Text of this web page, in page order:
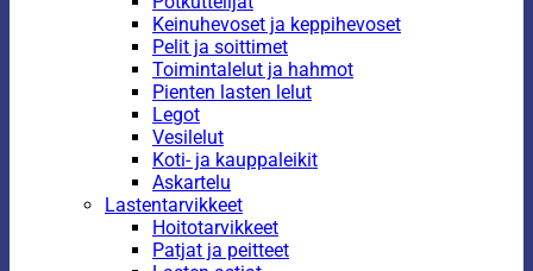
Keinuhevoset ja keppihevoset
Pelit ja soittimet
Toimintalelut ja hahmot
Pienten lasten lelut
Legot
Vesilelut
Koti- ja kauppaleikit
Askartelu
Lastentarvikkeet
Hoitotarvikkeet
Patjat ja peitteet